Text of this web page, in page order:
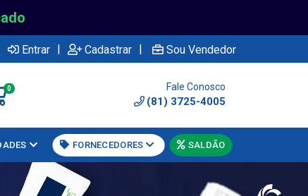
Entrar | Cadastrar | Sou Vendedor
0 Fale Conosco
(81) 3725-4005
FORNECEDORES SALDÃO